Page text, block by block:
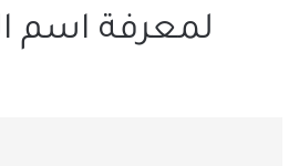
لمعرفة اسم